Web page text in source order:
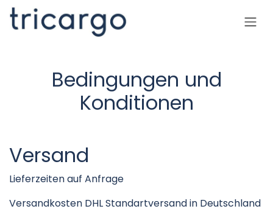
Skip to Content
Bedingungen und
Konditionen
Versand
Lieferzeiten auf Anfrage
Versandkosten DHL Standartversand in Deutschland